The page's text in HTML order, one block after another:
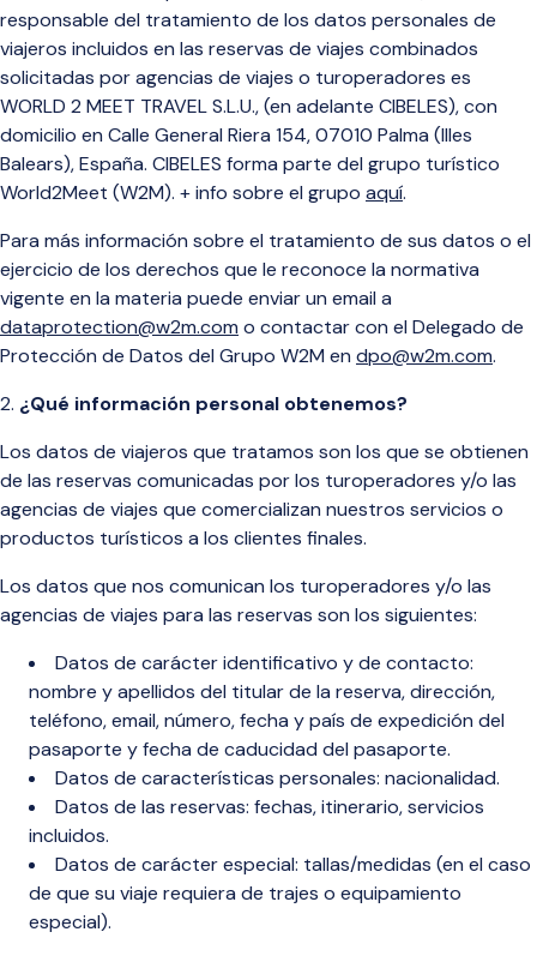
responsable del tratamiento de los datos personales de
viajeros incluidos en las reservas de viajes combinados
solicitadas por agencias de viajes o turoperadores es
WORLD 2 MEET TRAVEL S.L.U., (en adelante CIBELES), con
domicilio en Calle General Riera 154, 07010 Palma (Illes
Balears), España. CIBELES forma parte del grupo turístico
World2Meet (W2M). + info sobre el grupo aquí.
Para más información sobre el tratamiento de sus datos o el
ejercicio de los derechos que le reconoce la normativa
vigente en la materia puede enviar un email a
dataprotection@w2m.com o contactar con el Delegado de
Protección de Datos del Grupo W2M en dpo@w2m.com.
¿Qué información personal obtenemos?
Los datos de viajeros que tratamos son los que se obtienen
de las reservas comunicadas por los turoperadores y/o las
agencias de viajes que comercializan nuestros servicios o
productos turísticos a los clientes finales.
Los datos que nos comunican los turoperadores y/o las
agencias de viajes para las reservas son los siguientes:
Datos de carácter identificativo y de contacto:
nombre y apellidos del titular de la reserva, dirección,
teléfono, email, número, fecha y país de expedición del
pasaporte y fecha de caducidad del pasaporte.
Datos de características personales: nacionalidad.
Datos de las reservas: fechas, itinerario, servicios
incluidos.
Datos de carácter especial: tallas/medidas (en el caso
de que su viaje requiera de trajes o equipamiento
especial).